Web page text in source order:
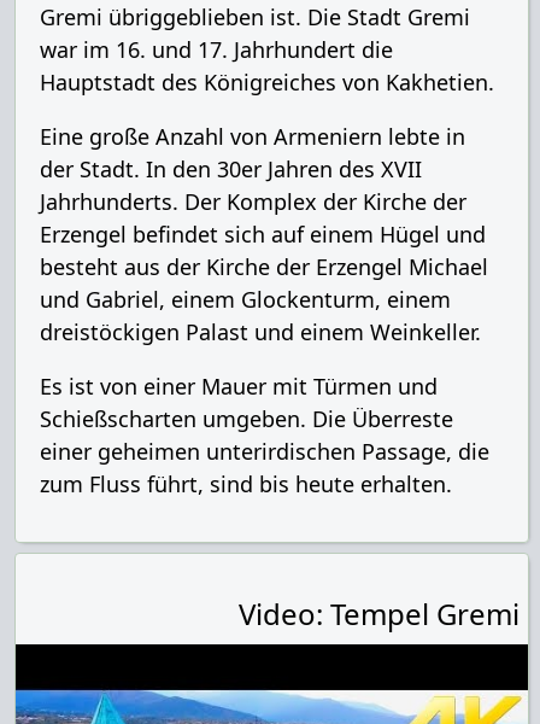
Gremi übriggeblieben ist. Die Stadt Gremi
war im 16. und 17. Jahrhundert die
Hauptstadt des Königreiches von Kakhetien.
Eine große Anzahl von Armeniern lebte in
der Stadt. In den 30er Jahren des XVII
Jahrhunderts. Der Komplex der Kirche der
Erzengel befindet sich auf einem Hügel und
besteht aus der Kirche der Erzengel Michael
und Gabriel, einem Glockenturm, einem
dreistöckigen Palast und einem Weinkeller.
Es ist von einer Mauer mit Türmen und
Schießscharten umgeben. Die Überreste
einer geheimen unterirdischen Passage, die
zum Fluss führt, sind bis heute erhalten.
Video: Tempel Gremi